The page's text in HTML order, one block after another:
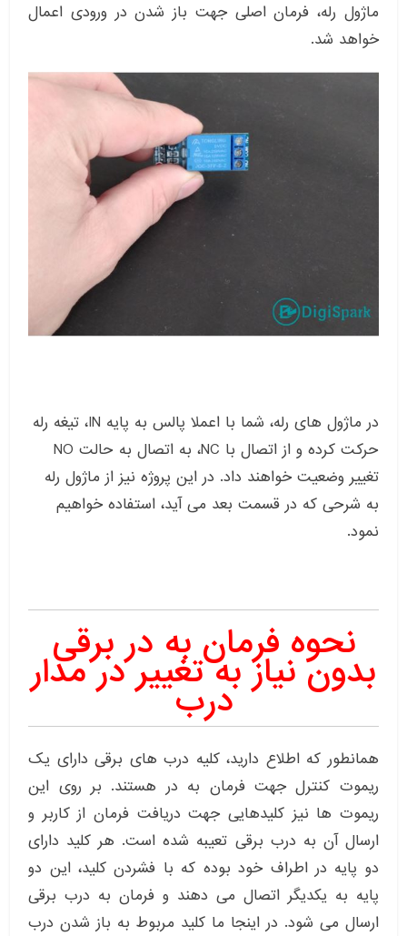
ماژول رله، فرمان اصلی جهت باز شدن در ورودی اعمال
خواهد شد.
در ماژول های رله، شما با اعملا پالس به پایه IN، تیغه رله
حرکت کرده و از اتصال با NC، به اتصال به حالت NO
تغییر وضعیت خواهند داد. در این پروژه نیز از ماژول رله
به شرحی که در قسمت بعد می آید، استفاده خواهیم
نمود.
نحوه فرمان به در برقی
بدون نیاز به تغییر در مدار
درب
همانطور که اطلاع دارید، کلیه درب های برقی دارای یک
ریموت کنترل جهت فرمان به در هستند. بر روی این
ریموت ها نیز کلیدهایی جهت دریافت فرمان از کاربر و
ارسال آن به درب برقی تعیبه شده است. هر کلید دارای
دو پایه در اطراف خود بوده که با فشردن کلید، این دو
پایه به یکدیگر اتصال می دهند و فرمان به درب برقی
ارسال می شود. در اینجا ما کلید مربوط به باز شدن درب